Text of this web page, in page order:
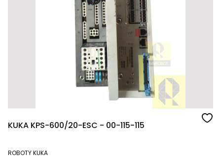
KUKA KPS-600/20-ESC - 00-115-115
ROBOTY KUKA